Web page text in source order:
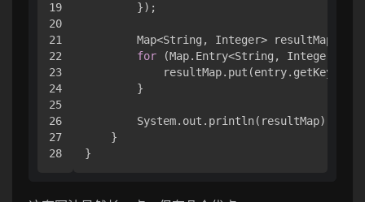
19
20
21
22
23
24
25
26
27
        });
        Map<String, Integer> resultMap =
for (Map.Entry<String, Integer>
resultMap.put(entry.getKey(),
        }
        System.out.println(resultMap);
    }